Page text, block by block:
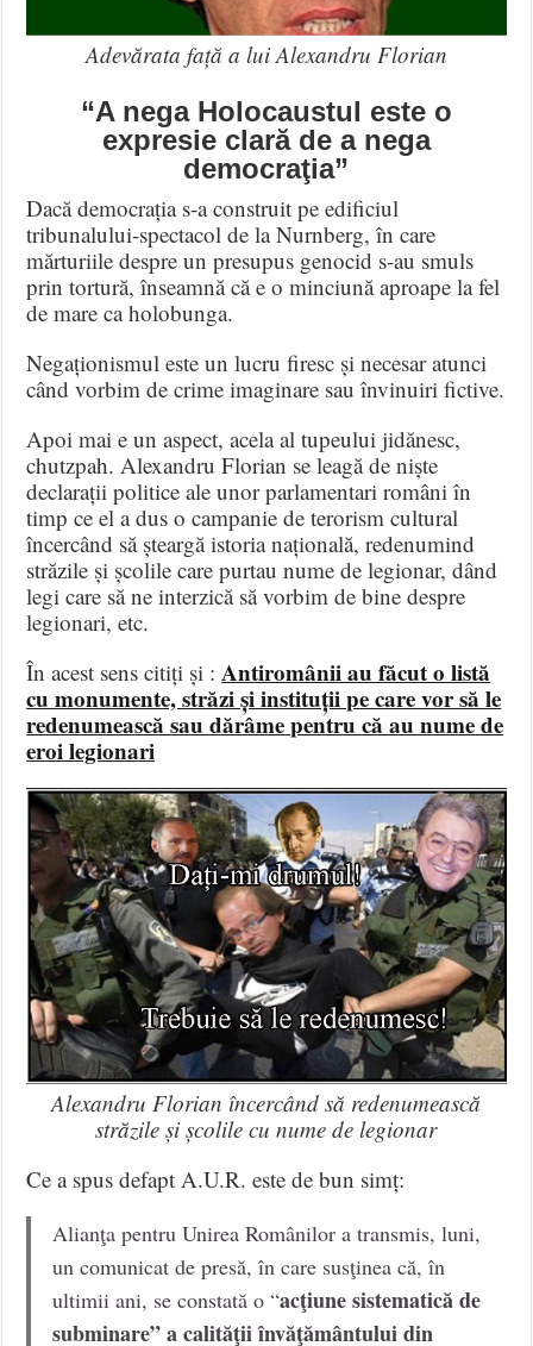
Adevărata față a lui Alexandru Florian
“A nega Holocaustul este o
expresie clară de a nega
democraţia”
Dacă democrația s-a construit pe edificiul
tribunalului-spectacol de la Nurnberg, în care
mărturiile despre un presupus genocid s-au smuls
prin tortură, înseamnă că e o minciună aproape la fel
de mare ca holobunga.
Negaționismul este un lucru firesc și necesar atunci
când vorbim de crime imaginare sau învinuiri fictive.
Apoi mai e un aspect, acela al tupeului jidănesc,
chutzpah. Alexandru Florian se leagă de niște
declarații politice ale unor parlamentari români în
timp ce el a dus o campanie de terorism cultural
încercând să șteargă istoria națională, redenumind
străzile și școlile care purtau nume de legionar, dând
legi care să ne interzică să vorbim de bine despre
legionari, etc.
În acest sens citiți și :Antiromânii au făcut o listă
cu monumente, străzi și instituții pe care vor să le
redenumească sau dărâme pentru că au nume de
eroi legionari
Alexandru Florian încercând să redenumească
străzile și școlile cu nume de legionar
Ce a spus defapt A.U.R. este de bun simț:
Alianţa pentru Unirea Românilor a transmis, luni,
un comunicat de presă, în care susţinea că, în
ultimii ani, se constată o “acţiune sistematică de
subminare” a calităţii învăţământului din